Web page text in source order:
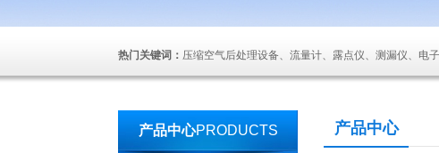
热门关键词： 压缩空气后处理设备、流量计、露点仪、测漏仪、电
产品中心PRODUCTS 产品中心